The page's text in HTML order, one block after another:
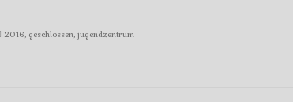
2016, geschlossen, jugendzentrum